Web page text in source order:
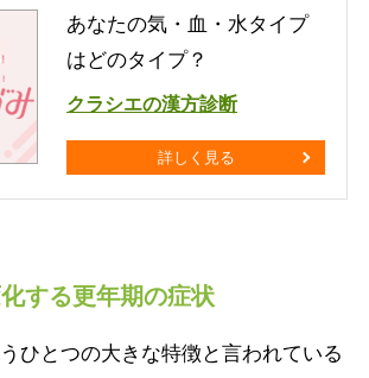
あなたの気・血・水タイプ
はどのタイプ？
クラシエの漢方診断
詳しく見る
する更年期の症状
ひとつの大きな特徴と言われている